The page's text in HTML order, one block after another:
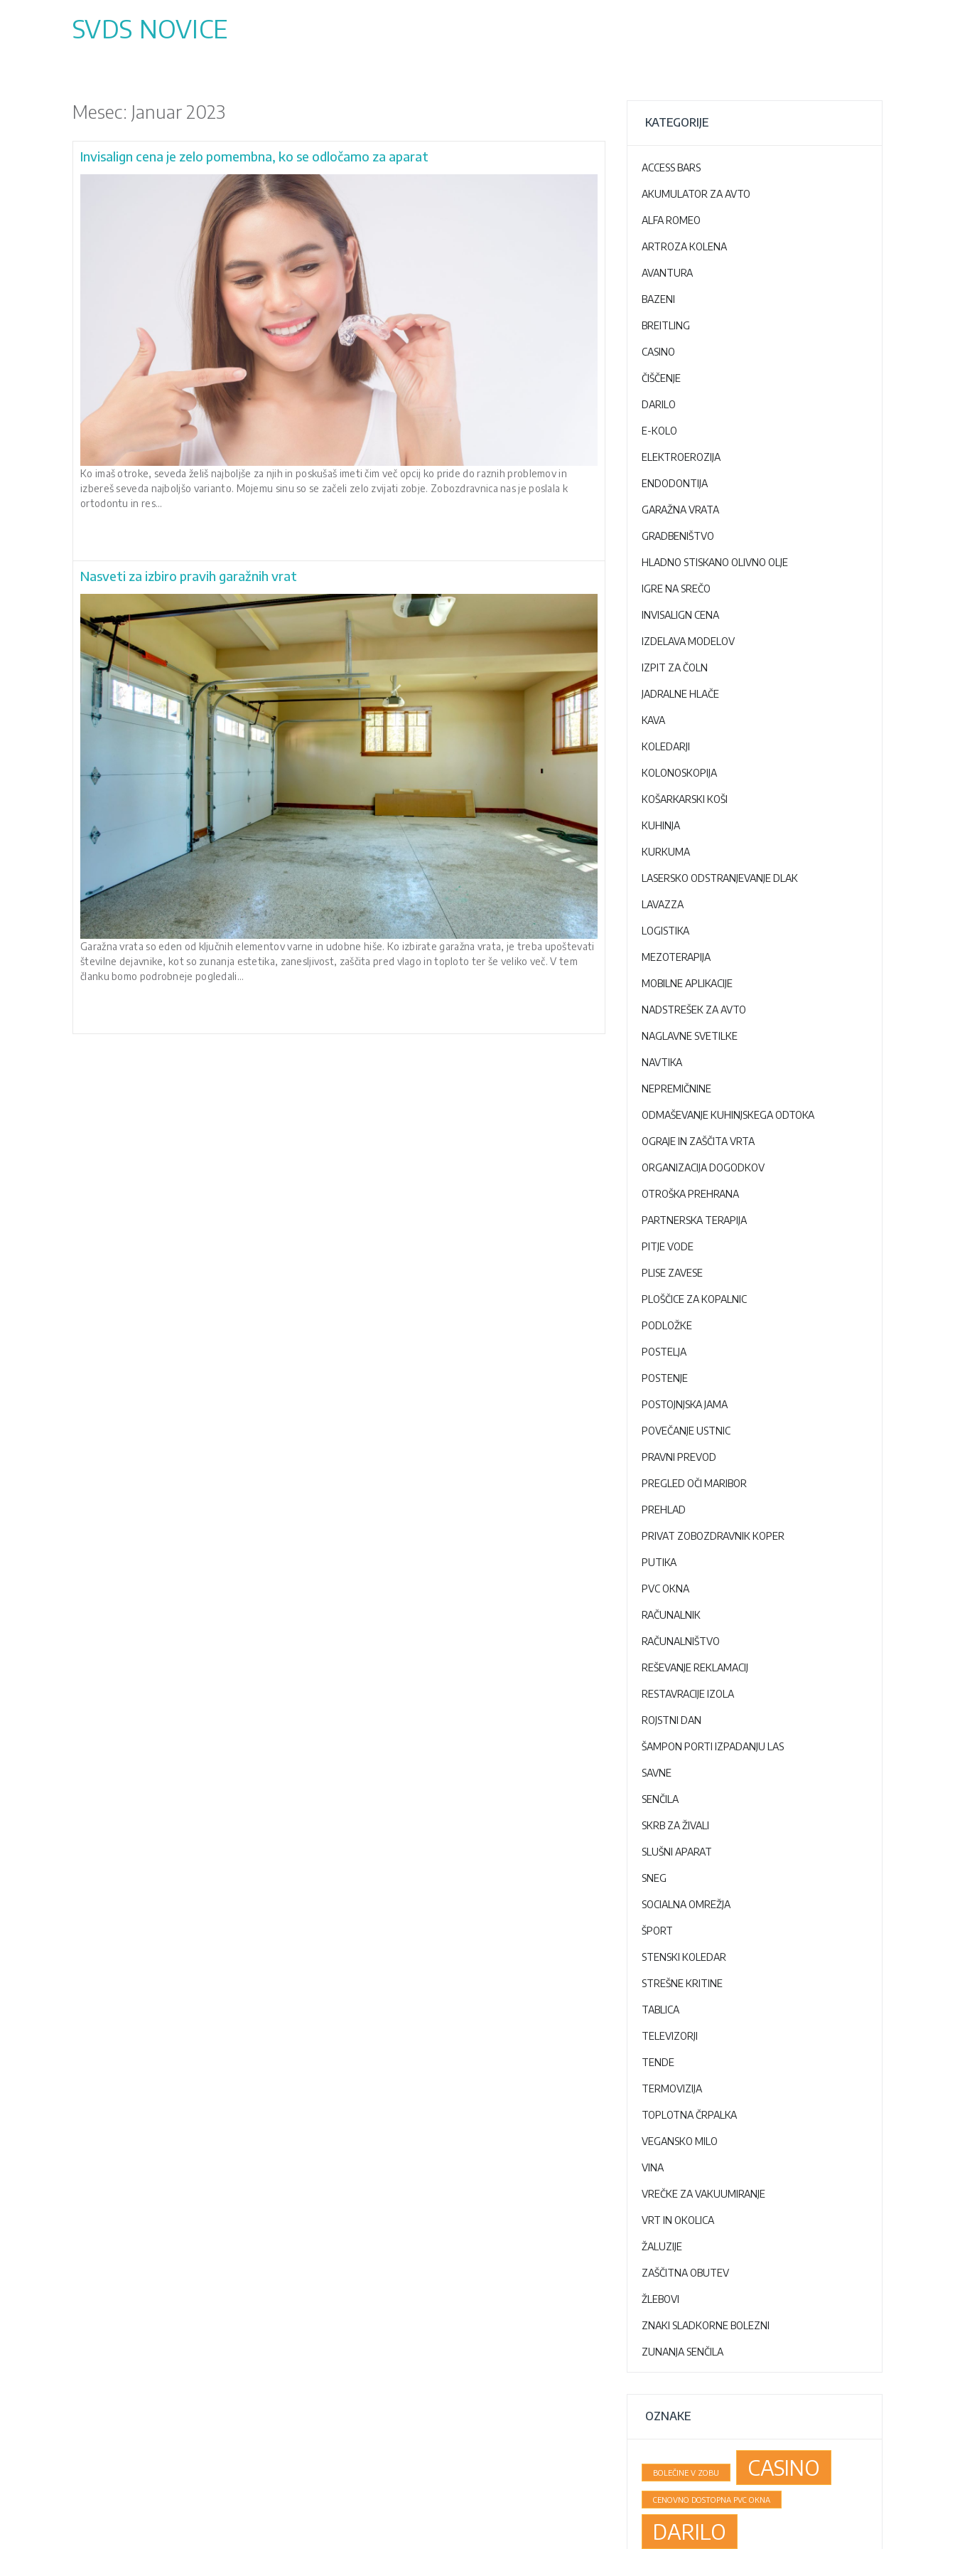
SVDS NOVICE
Mesec: Januar 2023
Invisalign cena je zelo pomembna, ko se odločamo za aparat
Ko imaš otroke, seveda želiš najboljše za njih in poskušaš imeti čim več opcij ko pride do raznih problemov in
izbereš seveda najboljšo varianto. Mojemu sinu so se začeli zelo zvijati zobje. Zobozdravnica nas je poslala k
ortodontu in res…
Nasveti za izbiro pravih garažnih vrat
Garažna vrata so eden od ključnih elementov varne in udobne hiše. Ko izbirate garažna vrata, je treba upoštevati
številne dejavnike, kot so zunanja estetika, zanesljivost, zaščita pred vlago in toploto ter še veliko več. V tem
članku bomo podrobneje pogledali…
KATEGORIJE
ACCESS BARS
AKUMULATOR ZA AVTO
ALFA ROMEO
ARTROZA KOLENA
AVANTURA
BAZENI
BREITLING
CASINO
ČIŠČENJE
DARILO
E-KOLO
ELEKTROEROZIJA
ENDODONTIJA
GARAŽNA VRATA
GRADBENIŠTVO
HLADNO STISKANO OLIVNO OLJE
IGRE NA SREČO
INVISALIGN CENA
IZDELAVA MODELOV
IZPIT ZA ČOLN
JADRALNE HLAČE
KAVA
KOLEDARJI
KOLONOSKOPIJA
KOŠARKARSKI KOŠI
KUHINJA
KURKUMA
LASERSKO ODSTRANJEVANJE DLAK
LAVAZZA
LOGISTIKA
MEZOTERAPIJA
MOBILNE APLIKACIJE
NADSTREŠEK ZA AVTO
NAGLAVNE SVETILKE
NAVTIKA
NEPREMIČNINE
ODMAŠEVANJE KUHINJSKEGA ODTOKA
OGRAJE IN ZAŠČITA VRTA
ORGANIZACIJA DOGODKOV
OTROŠKA PREHRANA
PARTNERSKA TERAPIJA
PITJE VODE
PLISE ZAVESE
PLOŠČICE ZA KOPALNIC
PODLOŽKE
POSTELJA
POSTENJE
POSTOJNJSKA JAMA
POVEČANJE USTNIC
PRAVNI PREVOD
PREGLED OČI MARIBOR
PREHLAD
PRIVAT ZOBOZDRAVNIK KOPER
PUTIKA
PVC OKNA
RAČUNALNIK
RAČUNALNIŠTVO
REŠEVANJE REKLAMACIJ
RESTAVRACIJE IZOLA
ROJSTNI DAN
ŠAMPON PORTI IZPADANJU LAS
SAVNE
SENČILA
SKRB ZA ŽIVALI
SLUŠNI APARAT
SNEG
SOCIALNA OMREŽJA
ŠPORT
STENSKI KOLEDAR
STREŠNE KRITINE
TABLICA
TELEVIZORJI
TENDE
TERMOVIZIJA
TOPLOTNA ČRPALKA
VEGANSKO MILO
VINA
VREČKE ZA VAKUUMIRANJE
VRT IN OKOLICA
ŽALUZIJE
ZAŠČITNA OBUTEV
ŽLEBOVI
ZNAKI SLADKORNE BOLEZNI
ZUNANJA SENČILA
OZNAKE
BOLEČINE V ZOBU CASINO
CENOVNO DOSTOPNA PVC OKNA
DARILO